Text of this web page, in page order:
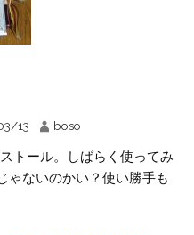
13 boso
トール。しばらく使ってみ
ゃないのかい？使い勝手も